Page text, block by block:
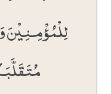
لِلۡمُؤۡمِنِیۡنَ